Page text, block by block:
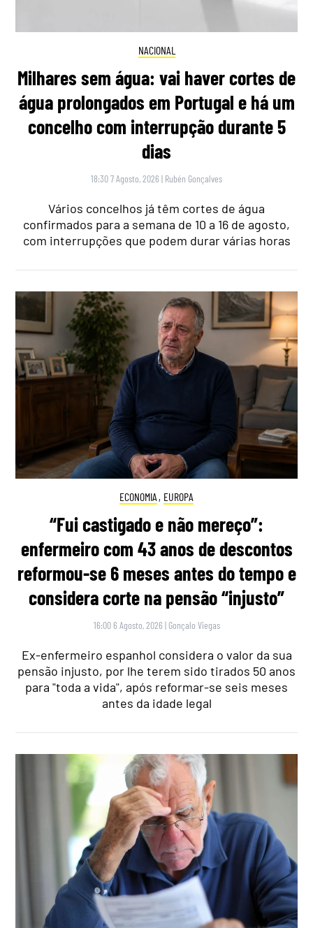
NACIONAL
Milhares sem água: vai haver cortes de
água prolongados em Portugal e há um
concelho com interrupção durante 5
dias
18:30 7 Agosto, 2026 | Rubén Gonçalves
Vários concelhos já têm cortes de água
confirmados para a semana de 10 a 16 de agosto,
com interrupções que podem durar várias horas
ECONOMIA , EUROPA
“Fui castigado e não mereço”:
enfermeiro com 43 anos de descontos
reformou-se 6 meses antes do tempo e
considera corte na pensão “injusto”
16:00 6 Agosto, 2026 | Gonçalo Viegas
Ex-enfermeiro espanhol considera o valor da sua
pensão injusto, por lhe terem sido tirados 50 anos
para "toda a vida", após reformar-se seis meses
antes da idade legal